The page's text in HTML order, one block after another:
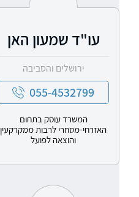
עו"ד שמעון האן
ירושלים והסביבה
055-4532799
המשרד עוסק בתחום
האזרחי-מסחרי לרבות ממקרקעין
והוצאה לפועל